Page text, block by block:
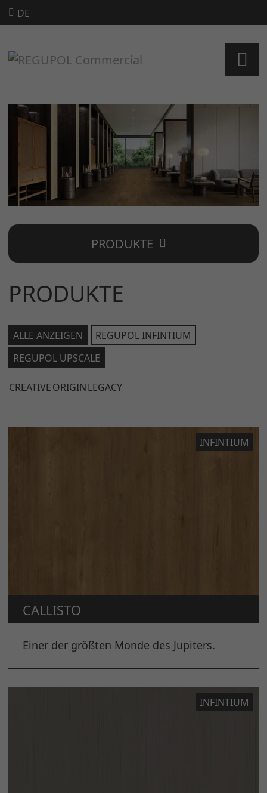
DE
PRODUKTE
PRODUKTE
ALLE ANZEIGEN
REGUPOL INFINTIUM
REGUPOL UPSCALE
CREATIVEORIGINLEGACY
INFINTIUM
CALLISTO
Einer der größten Monde des Jupiters.
INFINTIUM